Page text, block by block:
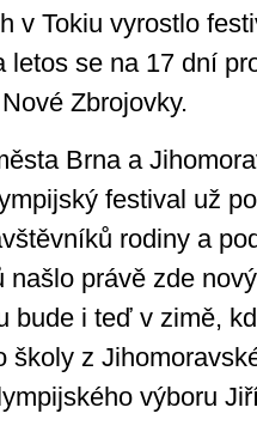
v Tokiu vyrostlo
letos se na 17 dní
Zbrojovky.
Brna a
festival už
rodiny a
našlo právě zde
bude i teď v zimě,
školy z
výboru